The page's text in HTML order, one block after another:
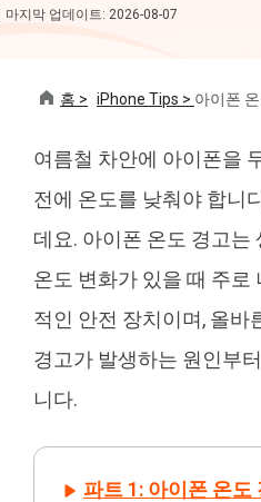
시스템 복구
호&구글 락 제거
PDF 편집 및 관리 이
마지막 업데이트: 2026-08-07
홈 > iPhone Tips > 아이폰
여름철 차안에 아이폰을
전에 온도를 낮춰야 합니
데요. 아이폰 온도 경고는
온도 변화가 있을 때 주
적인 안전 장치이며, 올바
경고가 발생하는 원인부
니다.
파트 1: 아이폰 온도